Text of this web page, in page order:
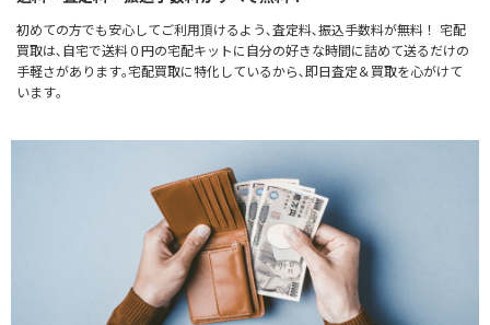
初めての方でも安心してご利用頂けるよう､査定料､振込手数料が無料！ 宅配
買取は､自宅で送料０円の宅配キットに自分の好きな時間に詰めて送るだけの
手軽さがあります｡宅配買取に特化しているから､即日査定＆買取を心がけて
います｡